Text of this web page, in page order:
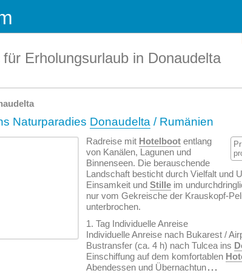
Erholungsurlaub in Donaudelta
Naturparadies Donaudelta / Rumänien
Radreise mit Hotelboot entlang
von Kanälen, Lagunen und
Binnenseen. Die berauschende
Landschaft besticht durch Vielfalt und
Einsamkeit und Stille im
nur vom Gekreische der Krauskopf-
unterbrochen.
1. Tag Individuelle Anreise
Individuelle Anreise nach Bukarest /
Bustransfer (ca. 4 h) nach Tulcea ins
Einschiffung auf dem komfortablen
Abendessen und Übernachtun...